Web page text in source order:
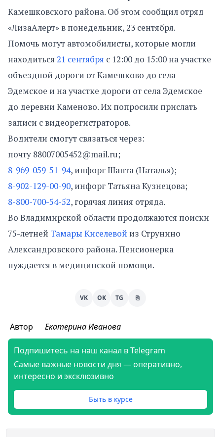
Камешковского района. Об этом сообщил отряд
«ЛизаАлерт» в понедельник, 23 сентября.
Помочь могут автомобилисты, которые могли
находиться 21 сентября с 12:00 до 15:00 на участке
объездной дороги от Камешково до села
Эдемское и на участке дороги от села Эдемское
до деревни Каменово. Их попросили прислать
записи с видеорегистраторов.
Водители смогут связаться через:
почту 88007005452@mail.ru;
8-969-059-51-94, инфорг Шанта (Наталья);
8-902-129-00-90, инфорг Татьяна Кузнецова;
8-800-700-54-52, горячая линия отряда.
Во Владимирской области продолжаются поиски
75-летней Тамары Киселевой из Струнино
Александровского района. Пенсионерка
нуждается в медицинской помощи.
VK OK TG ⎘
Автор Екатерина Иванова
Подпишитесь на наш канал в Telegram
Самые важные новости дня — оперативно,
интересно и эксклюзивно
Быть в курсе